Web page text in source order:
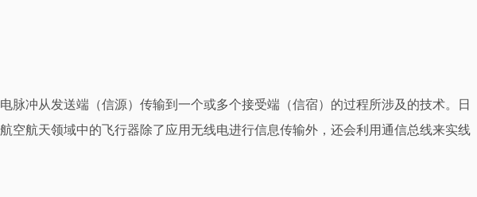
冲从发送端（信源）传输到一个或多个接受端（信宿）的过程所涉及的技术。日
航天领域中的飞行器除了应用无线电进行信息传输外，还会利用通信总线来实线